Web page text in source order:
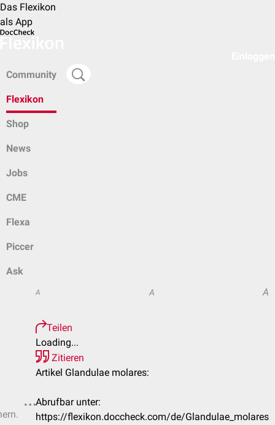
Das Flexikon
als App
Community
Flexikon
Shop
News
Jobs
CME
Flexa
Piccer
Ask
A A A
Teilen
Loading...
Zitieren
Artikel Glandulae molares:
Abrufbar unter:
https://flexikon.doccheck.com/de/Glandulae_molares